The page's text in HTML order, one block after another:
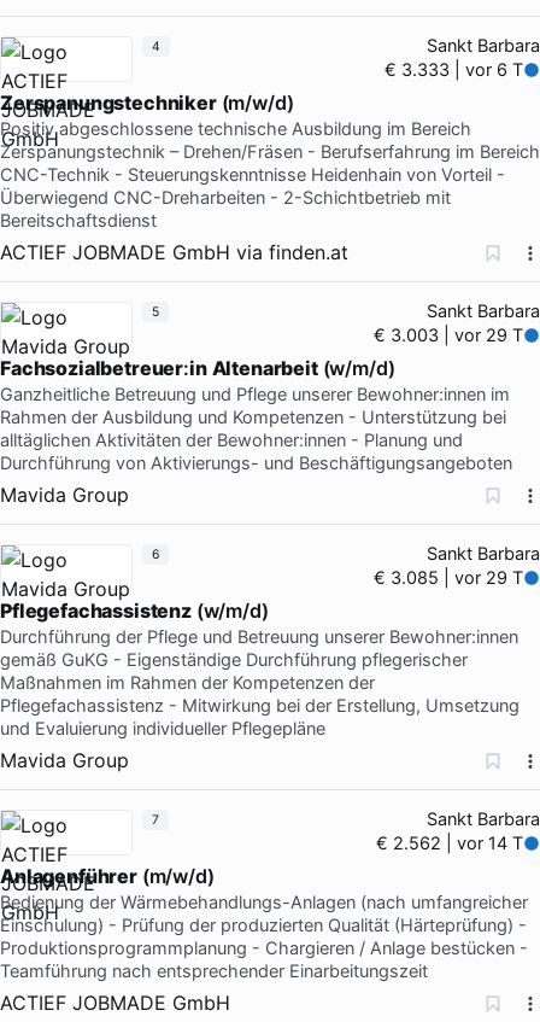
Sankt Barbara
€ 3.333 | vor 6 T
Zerspanungstechniker(m/w/d)
Positiv abgeschlossene technische Ausbildung im Bereich
Zerspanungstechnik – Drehen/Fräsen - Berufserfahrung im Bereich
CNC-Technik - Steuerungskenntnisse Heidenhain von Vorteil -
Überwiegend CNC-Dreharbeiten - 2-Schichtbetrieb mit
Bereitschaftsdienst
ACTIEF JOBMADE GmbH via finden.at
4
Sankt Barbara
€ 3.003 | vor 29 T
Fachsozialbetreuer:in Altenarbeit(w/m/d)
Ganzheitliche Betreuung und Pflege unserer Bewohner:innen im
Rahmen der Ausbildung und Kompetenzen - Unterstützung bei
alltäglichen Aktivitäten der Bewohner:innen - Planung und
Durchführung von Aktivierungs- und Beschäftigungsangeboten
Mavida Group
5
Sankt Barbara
€ 3.085 | vor 29 T
Pflegefachassistenz(w/m/d)
Durchführung der Pflege und Betreuung unserer Bewohner:innen
gemäß GuKG - Eigenständige Durchführung pflegerischer
Maßnahmen im Rahmen der Kompetenzen der
Pflegefachassistenz - Mitwirkung bei der Erstellung, Umsetzung
und Evaluierung individueller Pflegepläne
Mavida Group
6
Sankt Barbara
€ 2.562 | vor 14 T
Anlagenführer(m/w/d)
Bedienung der Wärmebehandlungs-Anlagen (nach umfangreicher
Einschulung) - Prüfung der produzierten Qualität (Härteprüfung) -
Produktionsprogrammplanung - Chargieren / Anlage bestücken -
Teamführung nach entsprechender Einarbeitungszeit
ACTIEF JOBMADE GmbH
7